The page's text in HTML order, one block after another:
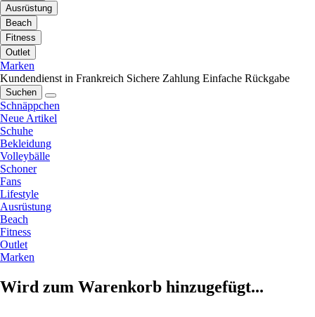
Ausrüstung
Beach
Fitness
Outlet
Marken
Kundendienst in Frankreich Sichere Zahlung Einfache Rückgabe
Suchen
Schnäppchen
Neue Artikel
Schuhe
Bekleidung
Volleybälle
Schoner
Fans
Lifestyle
Ausrüstung
Beach
Fitness
Outlet
Marken
Wird zum Warenkorb hinzugefügt...